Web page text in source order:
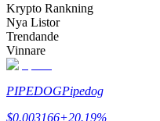
Njut av vinstdelning och
Krypto Rankning
Nya Listor
Trendande
Vinnare
PIPEDOGPipedog
$0.003166+20.19%